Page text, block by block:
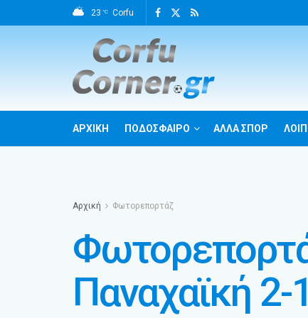
23 °C Corfu
ΑΡΧΙΚΗ ΠΟΔΟΣΦΑΙΡΟ ΑΛΛΑ ΣΠΟΡ
Αρχική Φωτορεπορτάζ
Παναχαϊκή 2-1